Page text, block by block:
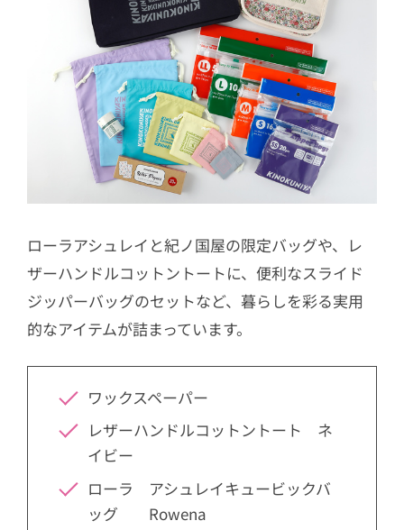
ローラアシュレイと紀ノ国屋の限定バッグや、レ
ザーハンドルコットントートに、便利なスライド
ジッパーバッグのセットなど、暮らしを彩る実用
的なアイテムが詰まっています。
ワックスペーパー
レザーハンドルコットントート ネ
イビー
ローラ アシュレイキュービックバ
ッグ Rowena